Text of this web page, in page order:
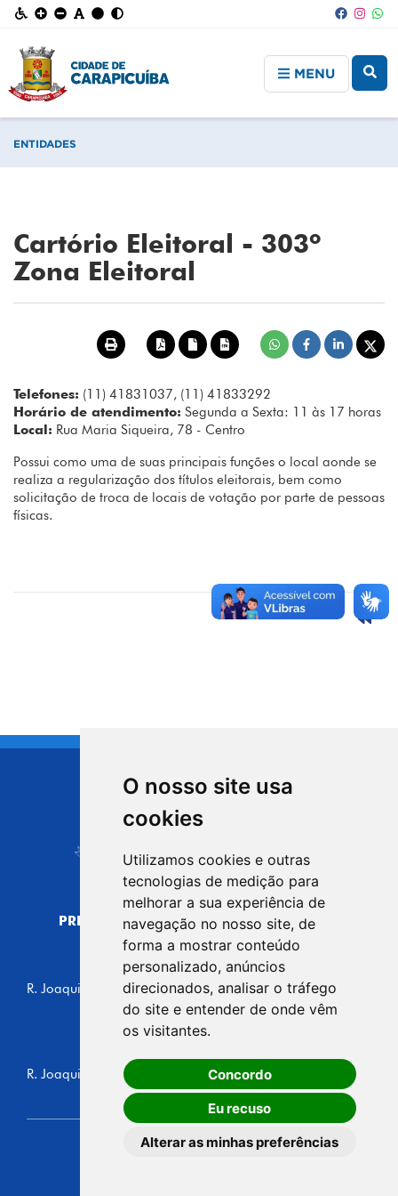
O nosso site usa
cookies
Utilizamos cookies e outras
tecnologias de medição para
melhorar a sua experiência de
navegação no nosso site, de
forma a mostrar conteúdo
personalizado, anúncios
direcionados, analisar o tráfego
do site e entender de onde vêm
os visitantes.
Concordo
Eu recuso
Alterar as minhas preferências
MENU
ENTIDADES
Cartório Eleitoral - 303º
Zona Eleitoral
Telefones: (11) 41831037, (11) 41833292
Horário de atendimento: Segunda a Sexta: 11 às 17 horas
Local: Rua Maria Siqueira, 78 - Centro
Possui como uma de suas principais funções o local aonde se
realiza a regularização dos títulos eleitorais, bem como
solicitação de troca de locais de votação por parte de pessoas
físicas.
CIDADE DE
Carapicuíba
PREFEITURA MUNICIPAL DE CARAPICUÍBA
CNPJ: 44.892.693/0001-40
CENTRO ADMINISTRATIVO
R. Joaquim das Neves, 211 - Vila Caldas, Carapicuíba/SP
CEP: 06310-030, Brasil
Telefone: 4164-5500
GABINETE DO PREFEITO
R. Joaquim das Neves, 205 - Vila Caldas, Carapicuíba/SP
CEP: 06310-030, Brasil